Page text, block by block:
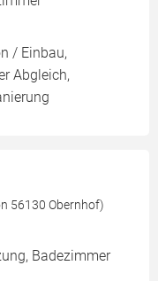
/ Einbau,
Abgleich,
56130 Obernhof)
Badezimmer